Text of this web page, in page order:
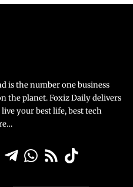
is the number one business
the planet. Foxiz Daily delivers
your best life, best tech